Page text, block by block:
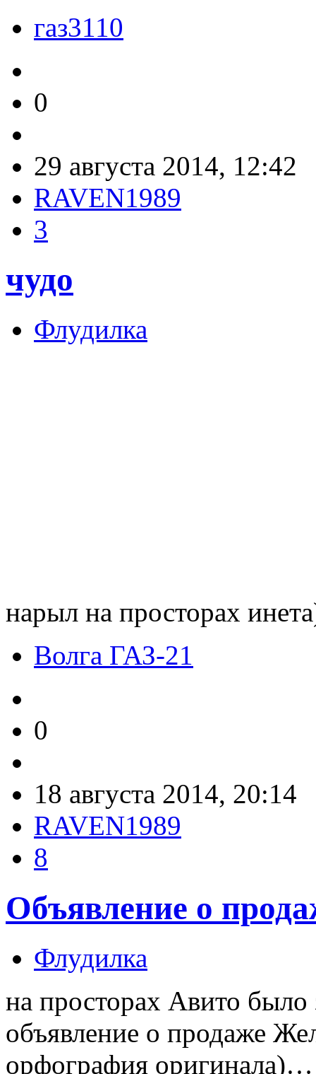
газ3110
0
29 августа 2014, 12:42
RAVEN1989
3
чудо
Флудилка
нарыл на просторах
Волга ГАЗ-21
0
18 августа 2014, 20:14
RAVEN1989
8
Объявление о
Флудилка
на просторах Авито было
объявление о продаже
орфография оригинала)…